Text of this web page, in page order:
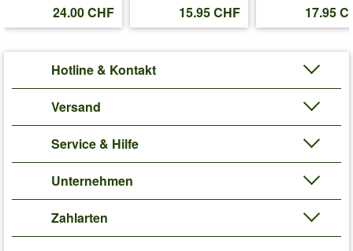
24.00 CHF 15.95 CHF 17.95
Hotline & Kontakt
Versand
Service & Hilfe
Unternehmen
Zahlarten